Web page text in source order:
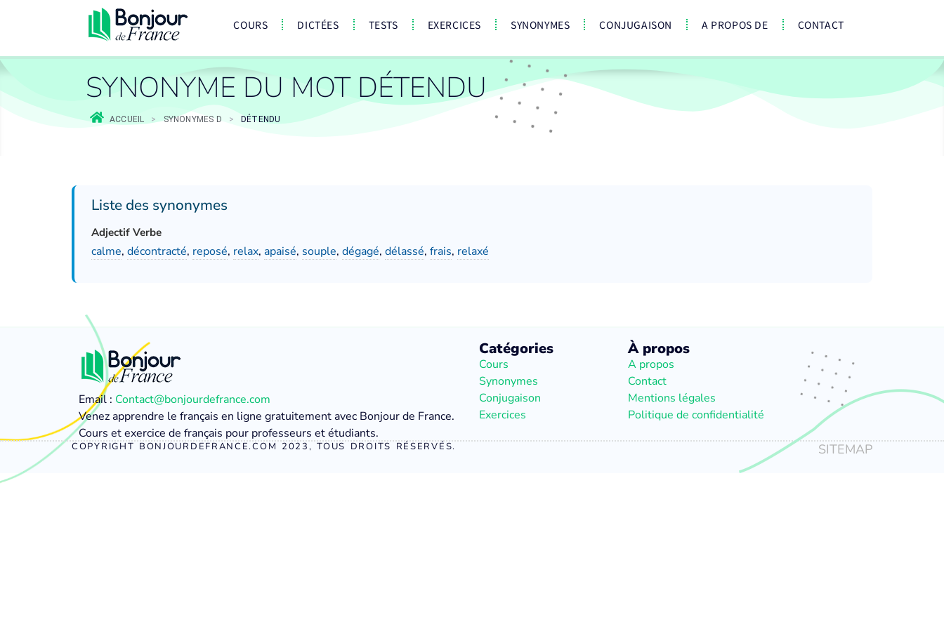
COURS DICTÉES TESTS EXERCICES SYNONYMES CONJUGAISON A PROPOS DE CONTACT
SYNONYME DU MOT DÉTENDU
ACCUEIL > SYNONYMES D > DÉTENDU
Liste des synonymes
Adjectif Verbe
calme, décontracté, reposé, relax, apaisé, souple, dégagé, délassé, frais, relaxé
Email : Contact@bonjourdefrance.com
Venez apprendre le français en ligne gratuitement avec Bonjour de France.
Cours et exercice de français pour professeurs et étudiants.
Catégories
Cours
Synonymes
Conjugaison
Exercices
À propos
A propos
Contact
Mentions légales
Politique de confidentialité
COPYRIGHT BONJOURDEFRANCE.COM 2023, TOUS DROITS RÉSERVÉS. SITEMAP